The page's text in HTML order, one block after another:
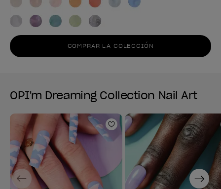
COMPRAR LA COLECCIÓN
OPI'm Dreaming Collection Nail Art
Añadir a la lista de deseos
Previous Next